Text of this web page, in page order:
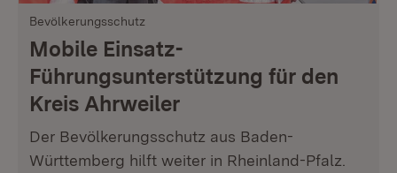
Bevölkerungsschutz
Mobile Einsatz-
Führungsunterstützung für den
Kreis Ahrweiler
Der Bevölkerungsschutz aus Baden-
Württemberg hilft weiter in Rheinland-Pfalz.